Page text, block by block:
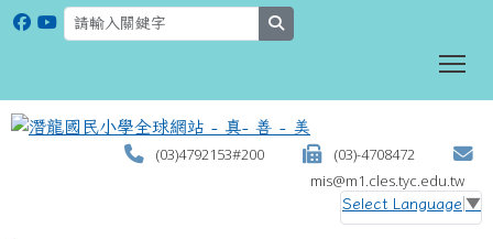
(03)4792153#200
(03)-4708472
mis@m1.cles.tyc.edu.tw
Select Language ▼